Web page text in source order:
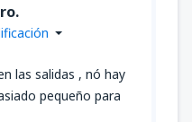
las salidas , nó hay
pequeño para